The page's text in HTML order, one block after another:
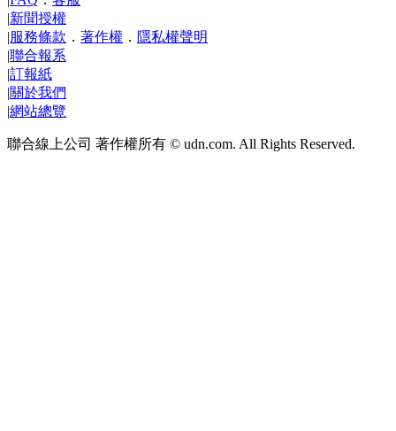
|新聞授權
|服務條款 ． 著作權 ． 隱私權聲明
|聯合報系
|訂報紙
|關於我們
|網站總覽
聯合線上公司 著作權所有 © udn.com. All Rights Reserved.